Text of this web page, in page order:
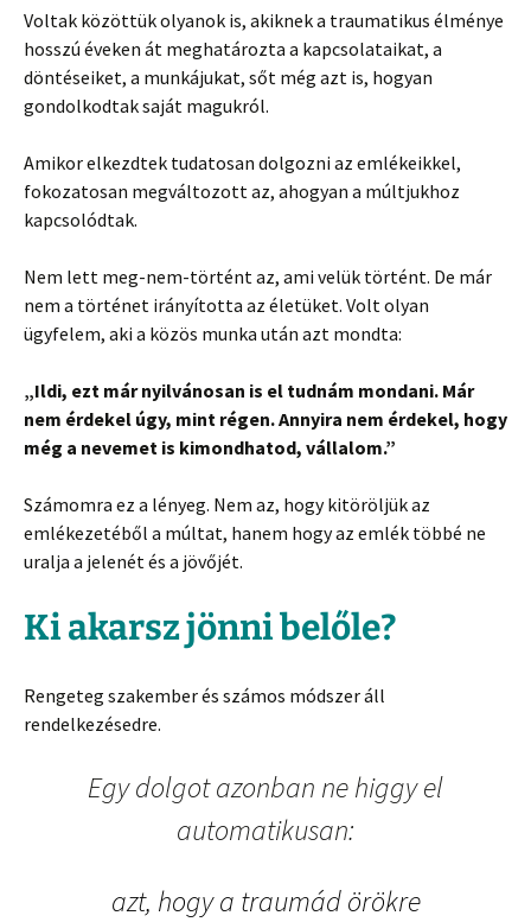
Voltak közöttük olyanok is, akiknek a traumatikus élménye
hosszú éveken át meghatározta a kapcsolataikat, a
döntéseiket, a munkájukat, sőt még azt is, hogyan
gondolkodtak saját magukról.
Amikor elkezdtek tudatosan dolgozni az emlékeikkel,
fokozatosan megváltozott az, ahogyan a múltjukhoz
kapcsolódtak.
Nem lett meg-nem-történt az, ami velük történt. De már
nem a történet irányította az életüket. Volt olyan
ügyfelem, aki a közös munka után azt mondta:
„Ildi, ezt már nyilvánosan is el tudnám mondani. Már
nem érdekel úgy, mint régen. Annyira nem érdekel, hogy
még a nevemet is kimondhatod, vállalom.”
Számomra ez a lényeg. Nem az, hogy kitöröljük az
emlékezetéből a múltat, hanem hogy az emlék többé ne
uralja a jelenét és a jövőjét.
Ki akarsz jönni belőle?
Rengeteg szakember és számos módszer áll
rendelkezésedre.
Egy dolgot azonban ne higgy el
automatikusan:
azt, hogy a traumád örökre